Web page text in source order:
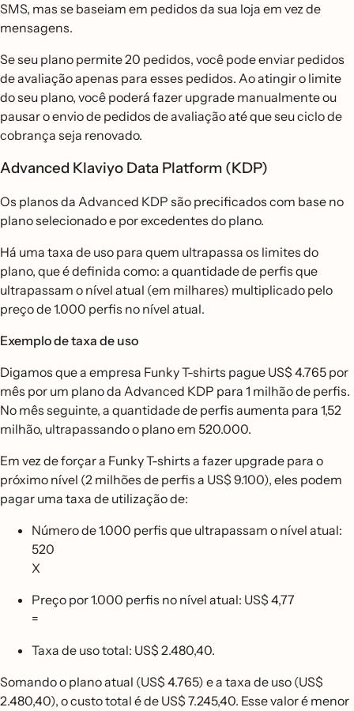
SMS, mas se baseiam em pedidos da sua loja em vez de
mensagens.
Se seu plano permite 20 pedidos, você pode enviar pedidos
de avaliação apenas para esses pedidos. Ao atingir o limite
do seu plano, você poderá fazer upgrade manualmente ou
pausar o envio de pedidos de avaliação até que seu ciclo de
cobrança seja renovado.
Advanced Klaviyo Data Platform (KDP)
Os planos da Advanced KDP são precificados com base no
plano selecionado e por excedentes do plano.
Há uma taxa de uso para quem ultrapassa os limites do
plano, que é definida como: a quantidade de perfis que
ultrapassam o nível atual (em milhares) multiplicado pelo
preço de 1.000 perfis no nível atual.
Exemplo de taxa de uso
Digamos que a empresa Funky T-shirts pague US$ 4.765 por
mês por um plano da Advanced KDP para 1 milhão de perfis.
No mês seguinte, a quantidade de perfis aumenta para 1,52
milhão, ultrapassando o plano em 520.000.
Em vez de forçar a Funky T-shirts a fazer upgrade para o
próximo nível (2 milhões de perfis a US$ 9.100), eles podem
pagar uma taxa de utilização de:
Número de 1.000 perfis que ultrapassam o nível atual:
520
X
Preço por 1.000 perfis no nível atual: US$ 4,77
=
Taxa de uso total: US$ 2.480,40.
Somando o plano atual (US$ 4.765) e a taxa de uso (US$
2.480,40), o custo total é de US$ 7.245,40. Esse valor é menor